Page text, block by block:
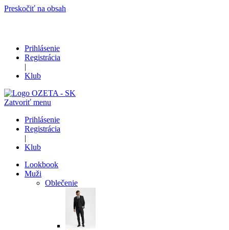
Preskočiť na obsah
Prihlásenie
Registrácia
|
Klub
Zatvoriť menu
Prihlásenie
Registrácia
|
Klub
Lookbook
Muži
Oblečenie